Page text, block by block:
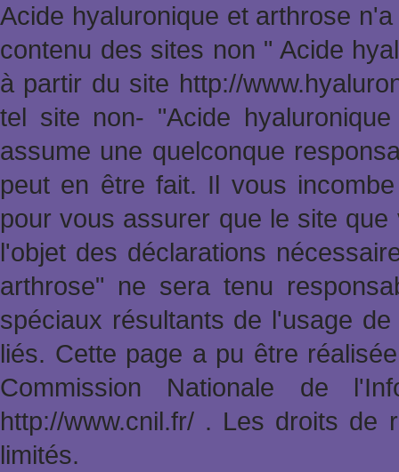
Acide hyaluronique et arthrose
contenu des sites non " Acide
à partir du site http://
tel site non- "Acide
assume une quelconque
peut en être fait. Il vous
pour vous assurer que le site
l'objet des déclarations
arthrose" ne sera tenu
spéciaux résultants de l'usage
liés. Cette page a pu être
Commission Nationale de
http://www.cnil.fr/ . Les droits de
limités.